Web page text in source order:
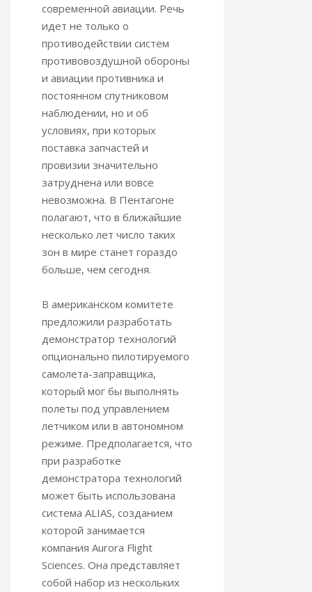
современной авиации. Речь
идет не только о
противодействии систем
противовоздушной обороны
и авиации противника и
постоянном спутниковом
наблюдении, но и об
условиях, при которых
поставка запчастей и
провизии значительно
затруднена или вовсе
невозможна. В Пентагоне
полагают, что в ближайшие
несколько лет число таких
зон в мире станет гораздо
больше, чем сегодня.
В американском комитете
предложили разработать
демонстратор технологий
опционально пилотируемого
самолета-заправщика,
который мог бы выполнять
полеты под управлением
летчиком или в автономном
режиме. Предполагается, что
при разработке
демонстратора технологий
может быть использована
система ALIAS, созданием
которой занимается
компания Aurora Flight
Sciences. Она представляет
собой набор из нескольких